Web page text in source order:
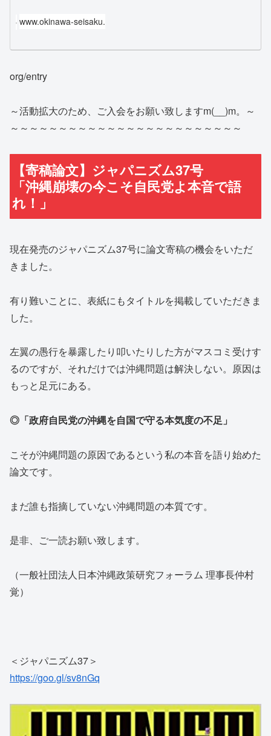
www.okinawa-seisaku.
org/entry
～活動拡大のため、ご入会をお願い致しますm(__)m。～
～～～～～～～～～～～～～～～～～～～～～～～～
【寄稿論文】ジャパニズム37号
「沖縄崩壊の今こそ自民党よ本音で語
れ！」
現在発売のジャパニズム37号に論文寄稿の機会をいただ
きました。
有り難いことに、表紙にもタイトルを掲載していただきま
した。
左翼の愚行を暴露したり叩いたりした方がマスコミ受けす
るのですが、それだけでは沖縄問題は解決しない。原因は
もっと足元にある。
◎「政府自民党の沖縄を自国で守る本気度の不足」
こそが沖縄問題の原因であるという私の本音を語り始めた
論文です。
まだ誰も指摘していない沖縄問題の本質です。
是非、ご一読お願い致します。
（一般社団法人日本沖縄政策研究フォーラム 理事長仲村
覚）
＜ジャパニズム37＞
https://goo.gl/sv8nGq